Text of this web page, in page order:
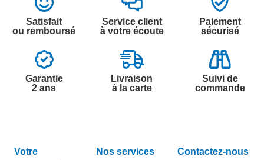
Satisfait
ou remboursé
Service client
à votre écoute
Paiement
sécurisé
Garantie
2 ans
Livraison
à la carte
Suivi de
commande
Votre
Nos services Contactez-nous